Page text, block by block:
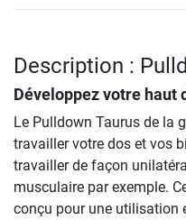
Description :
Développez votre haut
Le Pulldown Taurus de la
travailler votre dos et vos
travailler de façon
musculaire par exemple.
conçu pour une utilisation